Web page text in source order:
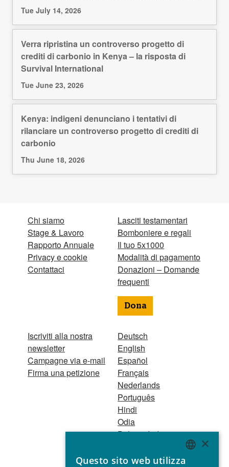
Tue July 14, 2026
Verra ripristina un controverso progetto di
crediti di carbonio in Kenya – la risposta di
Survival International
Tue June 23, 2026
Kenya: indigeni denunciano i tentativi di
rilanciare un controverso progetto di crediti di
carbonio
Thu June 18, 2026
Chi siamo
Stage & Lavoro
Rapporto Annuale
Privacy e cookie
Contattaci
Iscriviti alla nostra
newsletter
Campagne via e-mail
Firma una petizione
Lasciti testamentari
Bomboniere e regali
Il tuo 5x1000
Modalità di pagamento
Donazioni – Domande
frequenti
Dona
Deutsch
English
Español
Français
Nederlands
Português
Hindi
Odia
Bahasa Indonesia
Registro PersoneENGLISH
×
Questo sito web utilizza